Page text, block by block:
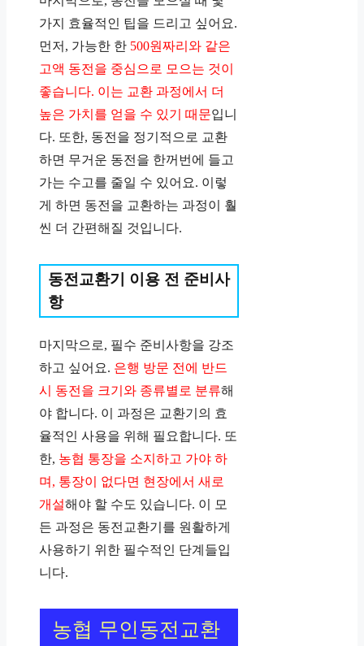
가지 효율적인 팁을 드리고 싶어요.
먼저, 가능한 한 500원짜리와 같은
고액 동전을 중심으로 모으는 것이
좋습니다. 이는 교환 과정에서 더
높은 가치를 얻을 수 있기 때문입니
다. 또한, 동전을 정기적으로 교환
하면 무거운 동전을 한꺼번에 들고
가는 수고를 줄일 수 있어요. 이렇
게 하면 동전을 교환하는 과정이 훨
씬 더 간편해질 것입니다.
동전교환기 이용 전 준비사
항
마지막으로, 필수 준비사항을 강조
하고 싶어요. 은행 방문 전에 반드
시 동전을 크기와 종류별로 분류해
야 합니다. 이 과정은 교환기의 효
율적인 사용을 위해 필요합니다. 또
한, 농협 통장을 소지하고 가야 하
며, 통장이 없다면 현장에서 새로
개설해야 할 수도 있습니다. 이 모
든 과정은 동전교환기를 원활하게
사용하기 위한 필수적인 단계들입
니다​​.
농협 무인동전교환